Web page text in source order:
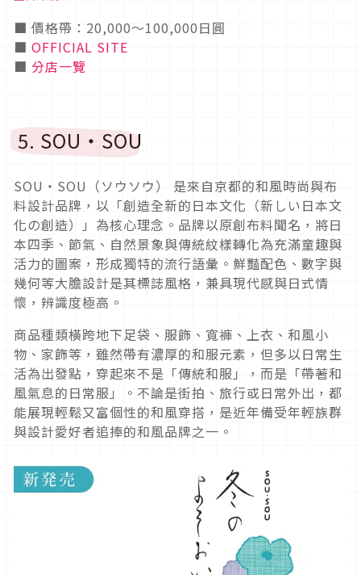
■ 價格帶：20,000〜100,000日圓
■ OFFICIAL SITE
■ 分店一覽
5. SOU・SOU
SOU・SOU（ソウソウ） 是來自京都的和風時尚與布
料設計品牌，以「創造全新的日本文化（新しい日本文
化の創造）」為核心理念。品牌以原創布料聞名，將日
本四季、節氣、自然景象與傳統紋樣轉化為充滿童趣與
活力的圖案，形成獨特的流行語彙。鮮豔配色、數字與
幾何等大膽設計是其標誌風格，兼具現代感與日式情
懷，辨識度極高。
商品種類橫跨地下足袋、服飾、寬褲、上衣、和風小
物、家飾等，雖然帶有濃厚的和服元素，但多以日常生
活為出發點，穿起來不是「傳統和服」，而是「帶著和
風氣息的日常服」。不論是街拍、旅行或日常外出，都
能展現輕鬆又富個性的和風穿搭，是近年備受年輕族群
與設計愛好者追捧的和風品牌之一。